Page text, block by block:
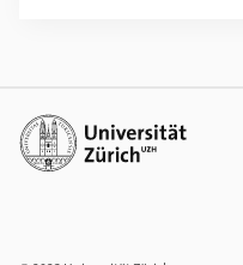
Weiterführende Links